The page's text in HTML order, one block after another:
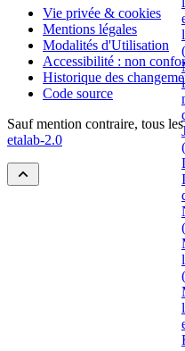
Vie privée & cookies
Mentions légales
Modalités d'Utilisation
Accessibilité : non
Historique des
Code source
Sauf mention contraire, tous
etalab-2.0